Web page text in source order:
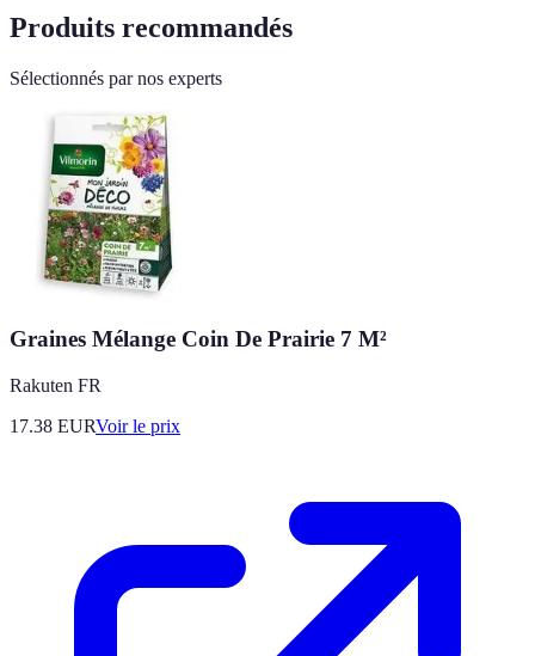
Produits recommandés
Sélectionnés par nos experts
Graines Mélange Coin De Prairie 7 M²
Rakuten FR
17.38 EURVoir le prix